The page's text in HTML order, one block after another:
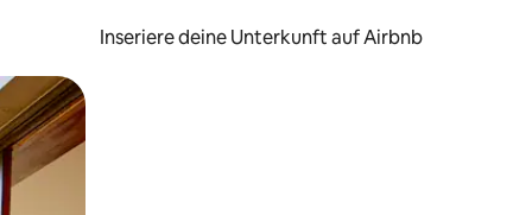
Inseriere deine Unterkunft auf Airbnb